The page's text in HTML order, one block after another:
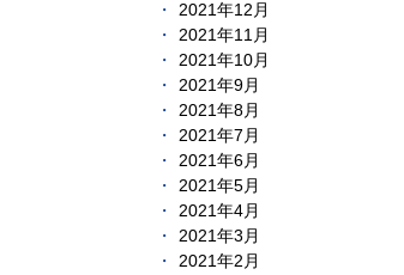
2021年12月
2021年11月
2021年10月
2021年9月
2021年8月
2021年7月
2021年6月
2021年5月
2021年4月
2021年3月
2021年2月